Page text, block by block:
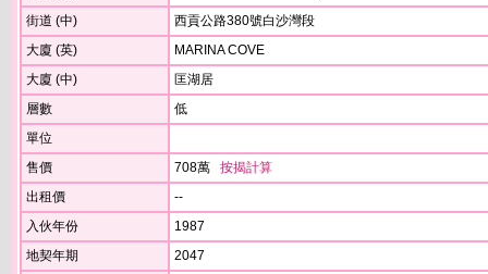
街道 (中)
西貢公路380號白沙灣段
大廈 (英)
MARINA COVE
大廈 (中)
匡湖居
層數
低
單位
售價
708萬 按揭計算
出租價
--
入伙年份
1987
地契年期
2047